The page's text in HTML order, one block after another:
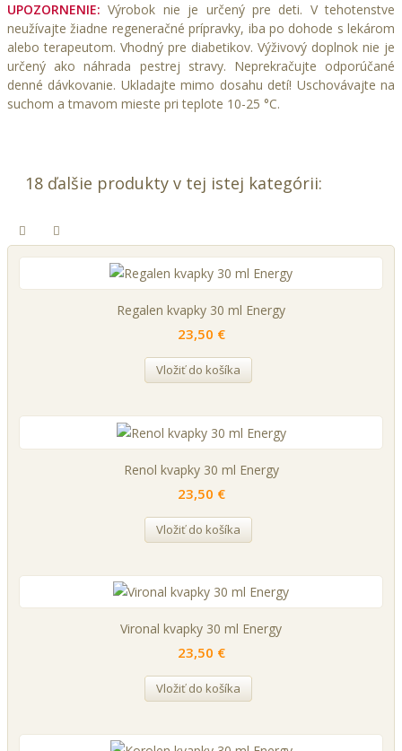
UPOZORNENIE: Výrobok nie je určený pre deti. V tehotenstve
neužívajte žiadne regeneračné prípravky, iba po dohode s lekárom
alebo terapeutom. Vhodný pre diabetikov. Výživový doplnok nie je
určený ako náhrada pestrej stravy. Neprekračujte odporúčané
denné dávkovanie. Ukladajte mimo dosahu detí! Uschovávajte na
suchom a tmavom mieste pri teplote 10-25 °C.
18 ďalšie produkty v tej istej kategórii:
Regalen kvapky 30 ml Energy
23,50 €
Vložiť do košíka
Renol kvapky 30 ml Energy
23,50 €
Vložiť do košíka
Vironal kvapky 30 ml Energy
23,50 €
Vložiť do košíka